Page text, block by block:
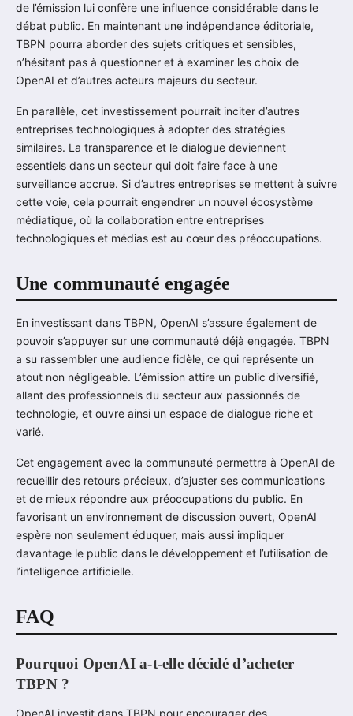
de l’émission lui confère une influence considérable dans le
débat public. En maintenant une indépendance éditoriale,
TBPN pourra aborder des sujets critiques et sensibles,
n’hésitant pas à questionner et à examiner les choix de
OpenAI et d’autres acteurs majeurs du secteur.
En parallèle, cet investissement pourrait inciter d’autres
entreprises technologiques à adopter des stratégies
similaires. La transparence et le dialogue deviennent
essentiels dans un secteur qui doit faire face à une
surveillance accrue. Si d’autres entreprises se mettent à suivre
cette voie, cela pourrait engendrer un nouvel écosystème
médiatique, où la collaboration entre entreprises
technologiques et médias est au cœur des préoccupations.
Une communauté engagée
En investissant dans TBPN, OpenAI s’assure également de
pouvoir s’appuyer sur une communauté déjà engagée. TBPN
a su rassembler une audience fidèle, ce qui représente un
atout non négligeable. L’émission attire un public diversifié,
allant des professionnels du secteur aux passionnés de
technologie, et ouvre ainsi un espace de dialogue riche et
varié.
Cet engagement avec la communauté permettra à OpenAI de
recueillir des retours précieux, d’ajuster ses communications
et de mieux répondre aux préoccupations du public. En
favorisant un environnement de discussion ouvert, OpenAI
espère non seulement éduquer, mais aussi impliquer
davantage le public dans le développement et l’utilisation de
l’intelligence artificielle.
FAQ
Pourquoi OpenAI a-t-elle décidé d’acheter
TBPN ?
OpenAI investit dans TBPN pour encourager des